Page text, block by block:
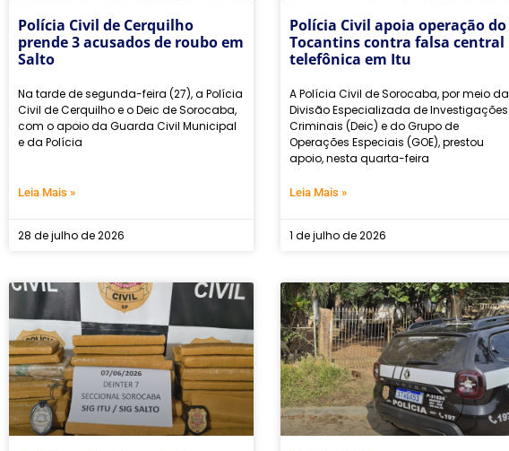
Polícia Civil de Cerquilho
prende 3 acusados de roubo em
Salto
Na tarde de segunda-feira (27), a Polícia
Civil de Cerquilho e o Deic de Sorocaba,
com o apoio da Guarda Civil Municipal
e da Polícia
Leia Mais »
28 de julho de 2026
Polícia Civil apoia operação do
Tocantins contra falsa central
telefônica em Itu
A Polícia Civil de Sorocaba, por meio da
Divisão Especializada de Investigações
Criminais (Deic) e do Grupo de
Operações Especiais (GOE), prestou
apoio, nesta quarta-feira
Leia Mais »
1 de julho de 2026